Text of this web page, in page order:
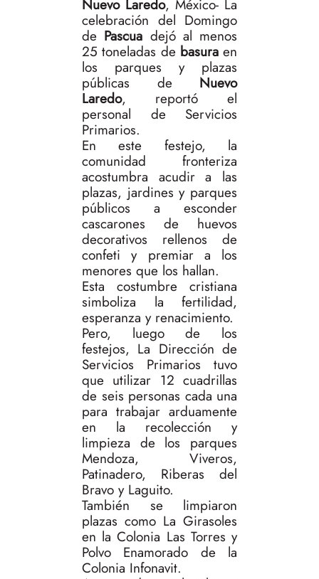
Nuevo Laredo, México- La
celebración del Domingo
de Pascua dejó al menos
25 toneladas de basuraen
los parques y plazas
públicas de Nuevo
Laredo, reportó el
personal de Servicios
Primarios.
En este festejo, la
comunidad fronteriza
acostumbra acudir a las
plazas, jardines y parques
públicos a esconder
cascarones de huevos
decorativos rellenos de
confeti y premiar a los
menores que los hallan.
Esta costumbre cristiana
simboliza la fertilidad,
esperanza y renacimiento.
Pero, luego de los
festejos, La Dirección de
Servicios Primarios tuvo
que utilizar 12 cuadrillas
de seis personas cada una
para trabajar arduamente
en la recolección y
limpieza de los parques
Mendoza, Viveros,
Patinadero, Riberas del
Bravo y Laguito.
También se limpiaron
plazas como La Girasoles
en la Colonia Las Torres y
Polvo Enamorado de la
Colonia Infonavit.